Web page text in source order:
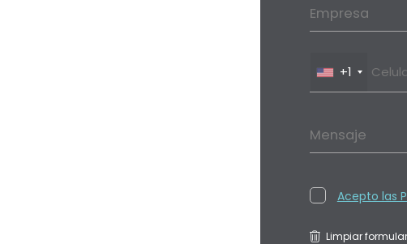
Empresa
+1
Mensaje
Acepto las
Limpiar